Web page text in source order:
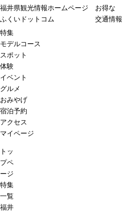
福井県観光情報ホームページ
ふくいドットコム
お得な
交通情報
特集
モデルコース
スポット
体験
イベント
グルメ
おみやげ
宿泊予約
アクセス
マイページ
トッ
プペ
ージ
特集
一覧
福井